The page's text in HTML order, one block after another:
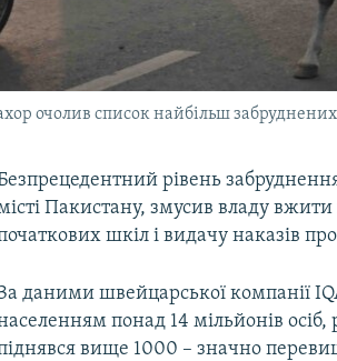
очолив список найбільш забруднених
рівень
Пакистану, змусив владу
шкіл і видачу наказів
даними швейцарської компанії
понад 14 мільйонів
вище 1000 – значно